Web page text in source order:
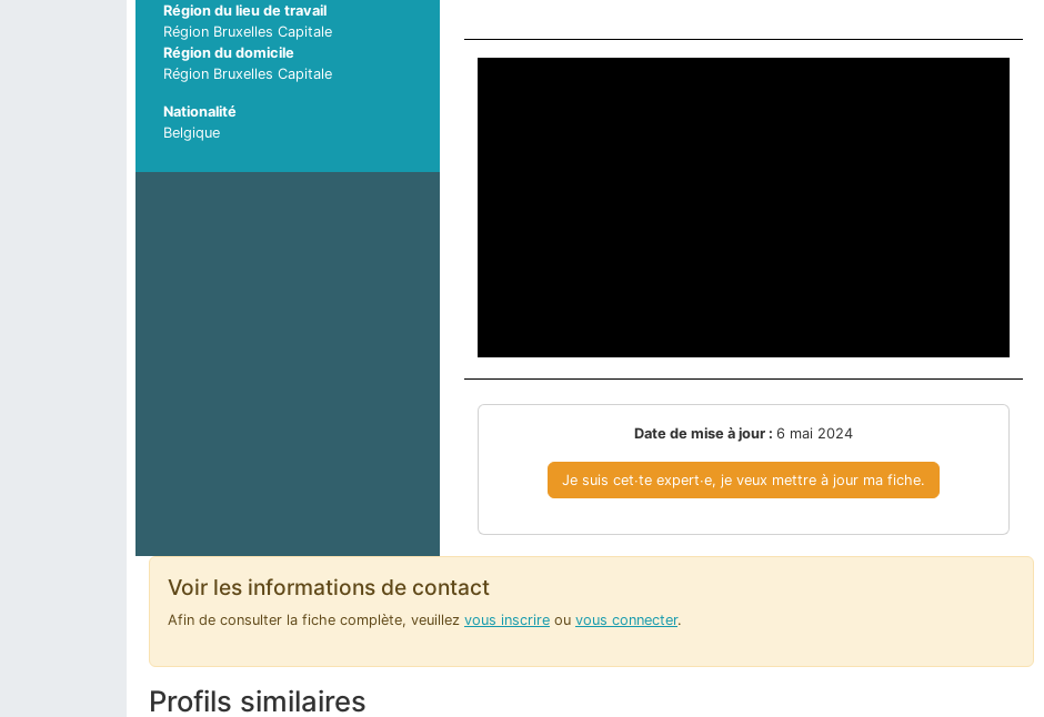
Région du lieu de travail
Région Bruxelles Capitale
Région du domicile
Région Bruxelles Capitale
Nationalité
Belgique
Date de mise à jour : 6 mai 2024
Je suis cet∙te expert∙e, je veux mettre à jour ma fiche.
Voir les informations de contact
Afin de consulter la fiche complète, veuillez vous inscrire ou vous connecter.
Profils similaires